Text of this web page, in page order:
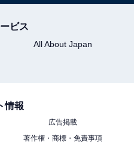
ビス
All About Japan
情報
広告掲載
著作権・商標・免責事項